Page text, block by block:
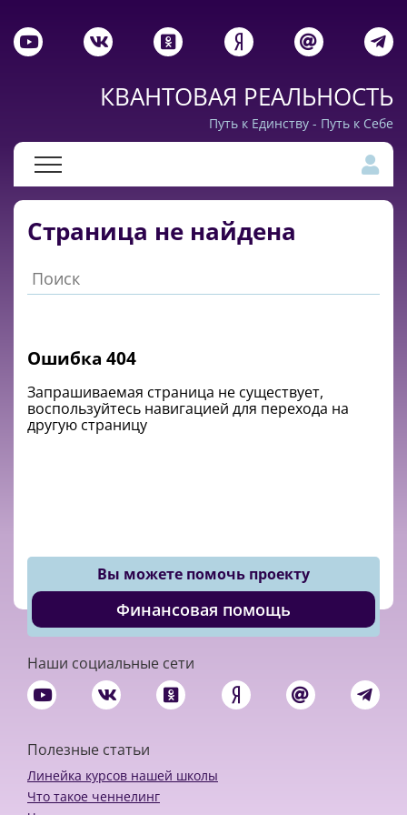
КВАНТОВАЯ РЕАЛЬНОСТЬ
Путь к Единству - Путь к Себе
Страница не найдена
Ошибка 404
Запрашиваемая cтраница не существует,
воспользуйтесь навигацией для перехода на
другую страницу
Вы можете помочь проекту
Финансовая помощь
Наши социальные сети
Полезные статьи
Линейка курсов нашей школы
Что такое ченнелинг